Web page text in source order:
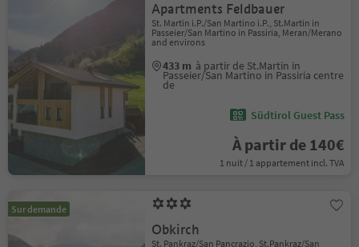
Apartments Feldbauer
St. Martin i.P./San Martino i.P., St.Martin in
Passeier/San Martino in Passiria, Meran/Merano
and environs
433 m à partir de St.Martin in
Passeier/San Martino in Passiria centre
de
Südtirol Guest Pass
À partir de 140€
1 nuit / 1 appartement incl. TVA
Sur demande
Obkirch
St. Pankraz/San Pancrazio, St.Pankraz/San